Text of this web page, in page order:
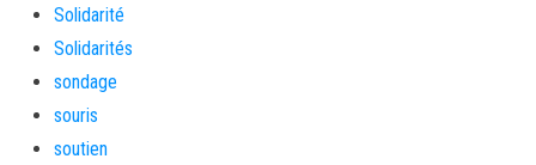
Solidarité
Solidarités
sondage
souris
soutien